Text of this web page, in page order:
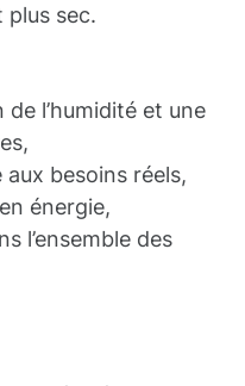
plus sec.
l’humidité et une
besoins réels,
énergie,
l’ensemble des